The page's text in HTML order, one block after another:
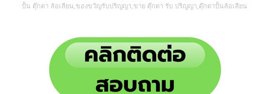
ปั้น ตุ๊กตา ล้อเลียน,ของขวัญรับปริญญา,ขาย ตุ๊กตา รับ ปริญญา,ตุ๊กตาปั้นล้อเลียน